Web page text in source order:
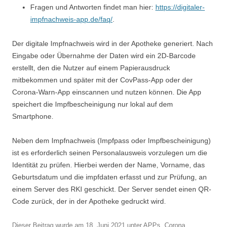
Fragen und Antworten findet man hier: https://digitaler-
impfnachweis-app.de/faq/.
Der digitale Impfnachweis wird in der Apotheke generiert. Nach
Eingabe oder Übernahme der Daten wird ein 2D-Barcode
erstellt, den die Nutzer auf einem Papierausdruck
mitbekommen und später mit der CovPass-App oder der
Corona-Warn-App einscannen und nutzen können. Die App
speichert die Impfbescheinigung nur lokal auf dem
Smartphone.
Neben dem Impfnachweis (Impfpass oder Impfbescheinigung)
ist es erforderlich seinen Personalausweis vorzulegen um die
Identität zu prüfen. Hierbei werden der Name, Vorname, das
Geburtsdatum und die impfdaten erfasst und zur Prüfung, an
einem Server des RKI geschickt. Der Server sendet einen QR-
Code zurück, der in der Apotheke gedruckt wird.
Dieser Beitrag wurde am 18. Juni 2021 unter APPs Corona